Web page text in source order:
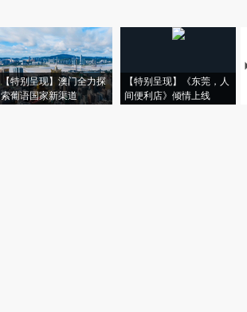
【特别呈现】澳门全力探
索葡语国家新渠道
【特别呈现】《东莞，人
间便利店》倾情上线